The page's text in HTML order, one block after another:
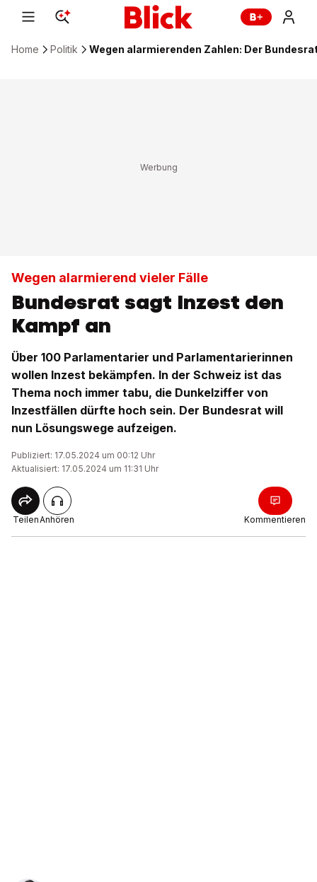
Home Politik Wegen alarmierenden Zahlen: Der
Wegen alarmierend vieler Fälle
Bundesrat sagt Inzest den
Kampf an
Über 100 Parlamentarier und Parlamentarierinnen
wollen Inzest bekämpfen. In der Schweiz ist das
Thema noch immer tabu, die Dunkelziffer von
Inzestfällen dürfte hoch sein. Der Bundesrat will
nun Lösungswege aufzeigen.
Publiziert: 17.05.2024 um 00:12 Uhr
Aktualisiert: 17.05.2024 um 11:31 Uhr
TeilenAnhören Kommentieren